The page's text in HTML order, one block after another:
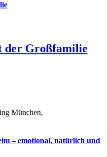
der Großfamilie
– emotional, natürlich und